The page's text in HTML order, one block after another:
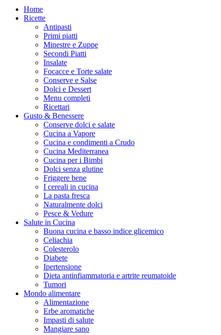
Home
Ricette
Antipasti
Primi piatti
Minestre e Zuppe
Secondi Piatti
Insalate
Focacce e Torte salate
Conserve e Salse
Dolci e Dessert
Menu completi
Ricettari
Gusto & Benessere
Conserve dolci e salate
Cucina a Vapore
Cucina e condimenti a Crudo
Cucina Mediterranea
Cucina per i Bimbi
Dolci senza glutine
Friggere bene
I cereali in cucina
La pasta fresca
Naturalmente dolci
Pesce & Vedure
Salute in Cucina
Buona cucina e basso indice glicemico
Celiachia
Colesterolo
Diabete
Ipertensione
Dieta antinfiammatoria e artrite reumatoide
Tumori
Mondo alimentare
Alimentazione
Erbe aromatiche
Impasti di salute
Mangiare sano